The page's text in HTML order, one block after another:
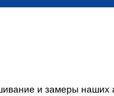
и замеры наших